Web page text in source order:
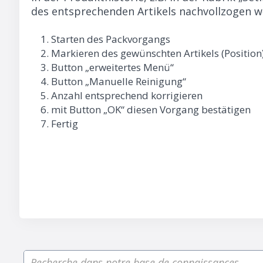
des entsprechenden Artikels nachvollzogen
Starten des Packvorgangs
Markieren des gewünschten Artikels
Button „erweitertes Menü“
Button „Manuelle Reinigung“
Anzahl entsprechend korrigieren
mit Button „OK“ diesen Vorgang bestätigen
Fertig